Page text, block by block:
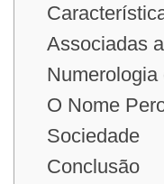
Associadas
O Nome
Sociedade
Conclusão